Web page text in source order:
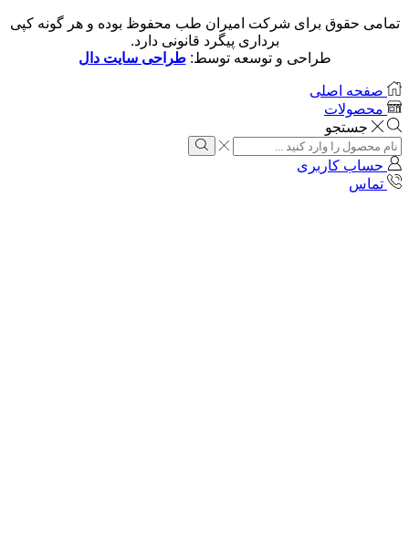
تمامی حقوق برای شرکت امیران طب محفوظ بوده و هر گونه کپی
برداری پیگرد قانونی دارد.
طراحی و توسعه توسط:طراحی سایت دال
صفحه اصلی
محصولات
جستجو
Search
input
Search
حساب کاربری
تماس